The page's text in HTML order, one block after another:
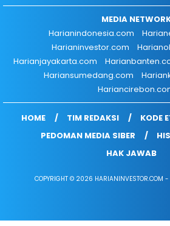
MEDIA
Harianindonesia.com
Harianinvestor.com
Harianjayakarta.com
Hariansumedang.com
HOME TIM REDAKSI
KODE
PEDOMAN MEDIA SIBER
HAK JAWAB
COPYRIGHT © 2026 HARIANINVESTOR.COM -